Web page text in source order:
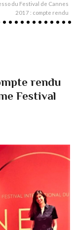
du Festival de Cannes
2017 : compte rendu
rendu
Festival